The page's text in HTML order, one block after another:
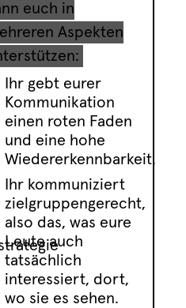
euch in
Aspekten
Ihr gebt eurer
Kommunikation
einen roten Faden
und eine hohe
Wiedererkennbarkeit.
Ihr kommuniziert
zielgruppengerecht,
also das, was eure
Leute auch
tatsächlich
interessiert, dort,
wo sie es sehen.